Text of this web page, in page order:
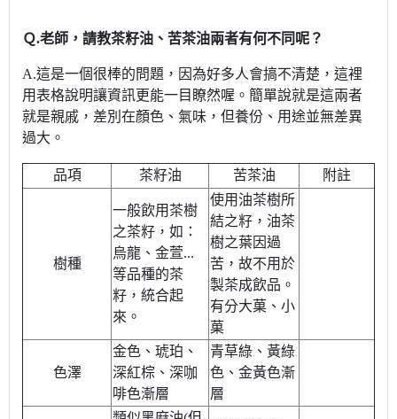
Ｑ.老師，請教茶籽油、苦茶油兩者有何不同呢？
A.這是一個很棒的問題，因為好多人會搞不清楚，這裡
用表格說明讓資訊更能一目瞭然喔。簡單說就是這兩者
就是親戚，差別在顏色、氣味，但養份、用途並無差異
過大。
品項 茶籽油 苦茶油 附註
樹種
一般飲用茶樹
之茶籽，如：
烏龍、金萱...
等品種的茶
籽，統合起
來。
使用油茶樹所
結之籽，油茶
樹之葉因過
苦，故不用於
製茶成飲品。
有分大菓、小
菓
色澤
金色、琥珀、
深紅棕、深咖
啡色漸層
青草綠、黃綠
色、金黃色漸
層